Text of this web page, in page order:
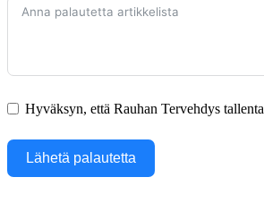
Hyväksyn, että Rauhan Tervehdys
Lähetä palautetta